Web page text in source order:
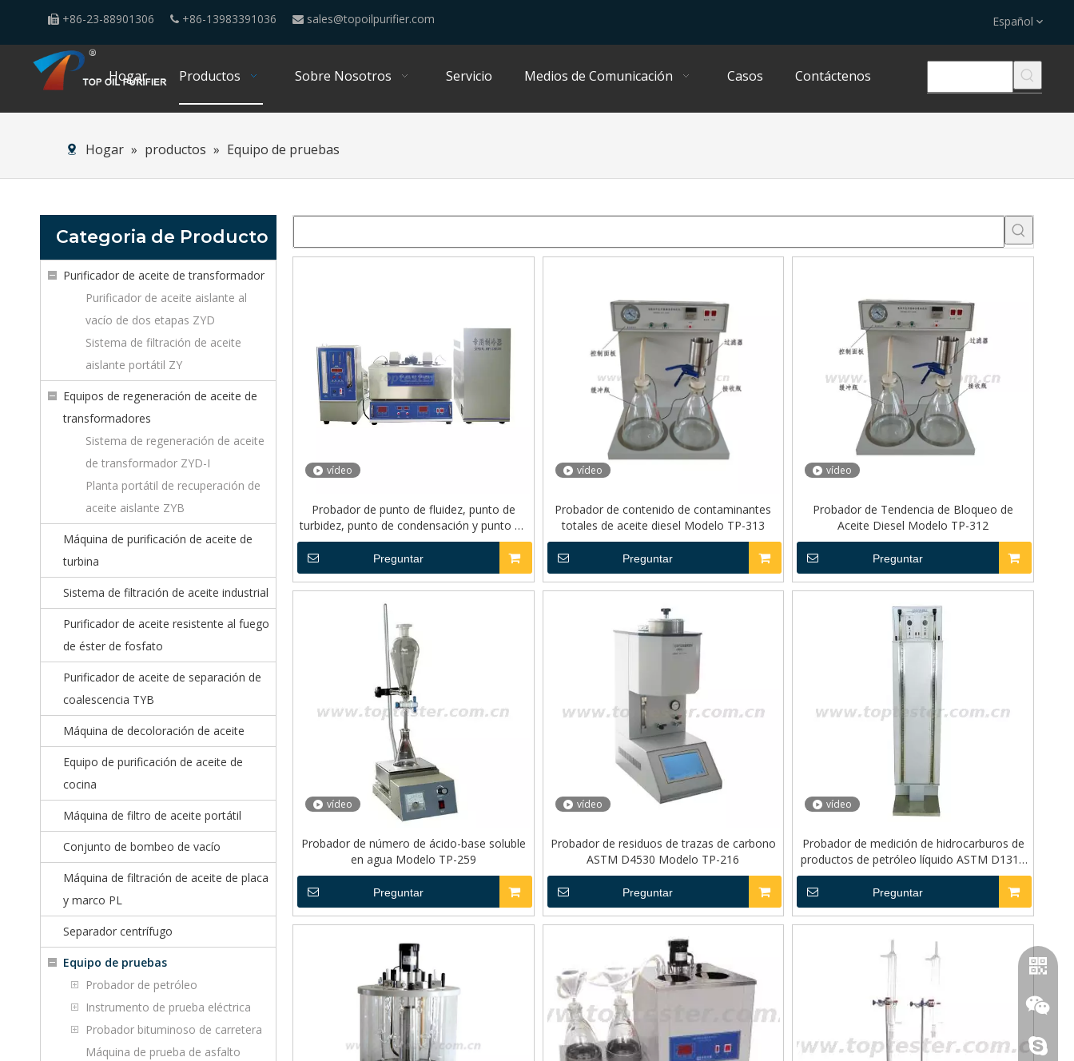
 +86-23-88901306  +86-13983391036  sales@topoilpurifier.com Español
Hogar Productos Sobre Nosotros Servicio Medios de Comunicación Casos Contáctenos
Hogar » productos » Equipo de pruebas
Categoria de Producto
Purificador de aceite de transformador
Purificador de aceite aislante al
vacío de dos etapas ZYD
Sistema de filtración de aceite
aislante portátil ZY
Equipos de regeneración de aceite de
transformadores
Sistema de regeneración de aceite
de transformador ZYD-I
Planta portátil de recuperación de
aceite aislante ZYB
Máquina de purificación de aceite de
turbina
Sistema de filtración de aceite industrial
Purificador de aceite resistente al fuego
de éster de fosfato
Purificador de aceite de separación de
coalescencia TYB
Máquina de decoloración de aceite
Equipo de purificación de aceite de
cocina
Máquina de filtro de aceite portátil
Conjunto de bombeo de vacío
Máquina de filtración de aceite de placa
y marco PL
Separador centrífugo
Equipo de pruebas
Probador de petróleo
Instrumento de prueba eléctrica
Probador bituminoso de carretera
Máquina de prueba de asfalto
vídeo
Probador de punto de fluidez, punto de
turbidez, punto de condensación y punto de
filtro en frío ASTM D97 modelo TP-001
Preguntar
vídeo
Probador de contenido de contaminantes
totales de aceite diesel Modelo TP-313
Preguntar
vídeo
Probador de Tendencia de Bloqueo de
Aceite Diesel Modelo TP-312
Preguntar
vídeo
Probador de número de ácido-base soluble
en agua Modelo TP-259
Preguntar
vídeo
Probador de residuos de trazas de carbono
ASTM D4530 Modelo TP-216
Preguntar
vídeo
Probador de medición de hidrocarburos de
productos de petróleo líquido ASTM D1319
Modelo TP-215
Preguntar